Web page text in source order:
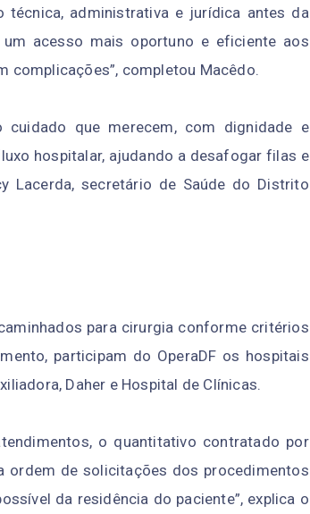
técnica, administrativa e jurídica antes da
acesso mais oportuno e eficiente aos
complicações”, completou Macêdo.
que merecem, com dignidade e
hospitalar, ajudando a desafogar filas e
Lacerda, secretário de Saúde do Distrito
para cirurgia conforme critérios
participam do OperaDF os hospitais
Daher e Hospital de Clínicas.
o quantitativo contratado por
ordem de solicitações dos procedimentos
da residência do paciente”, explica o